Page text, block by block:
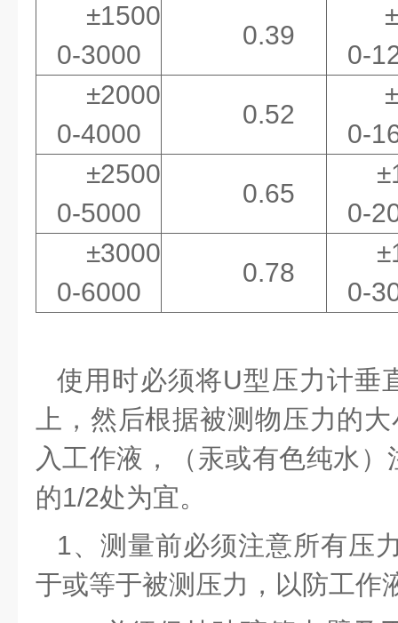
±1500
0-3000
0.39
0-
±2000
0-4000
0.52
0-
±2500
0-5000
0.65
0-
±3000
0-6000
0.78
0-
使用时必须将U型压力计垂
上，然后根据被测物压力的
入工作液，（汞或有色纯水
的1/2处为宜。
1、测量前必须注意所有压
于或等于被测压力，以防工作